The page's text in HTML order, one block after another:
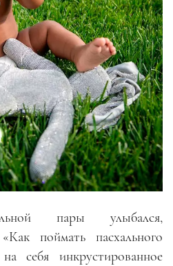
пары улыбался,
поймать пасхального
себя инкрустированное